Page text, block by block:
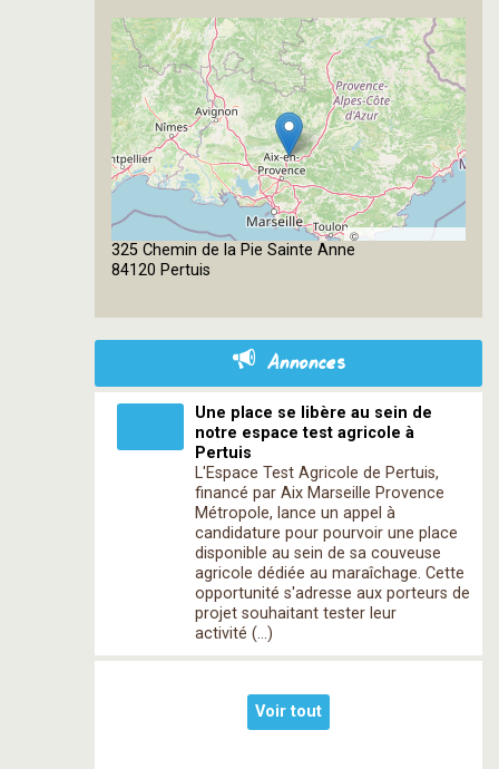
©
325 Chemin de la Pie Sainte Anne
84120 Pertuis
Annonces
Une place se libère au sein de
notre espace test agricole à
Pertuis
L'Espace Test Agricole de Pertuis,
financé par Aix Marseille Provence
Métropole, lance un appel à
candidature pour pourvoir une place
disponible au sein de sa couveuse
agricole dédiée au maraîchage. Cette
opportunité s'adresse aux porteurs de
projet souhaitant tester leur
activité (…)
Voir tout